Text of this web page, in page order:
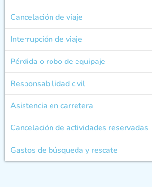
Cancelación de viaje
Interrupción de viaje
Pérdida o robo de equipaje
Responsabilidad civil
Asistencia en carretera
Cancelación de actividades reservadas
Gastos de búsqueda y rescate